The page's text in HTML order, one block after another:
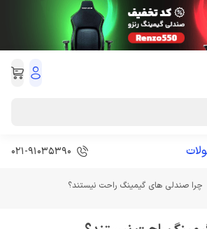
021-91035390
چرا صندلی های گیمینگ راحت نیستند؟